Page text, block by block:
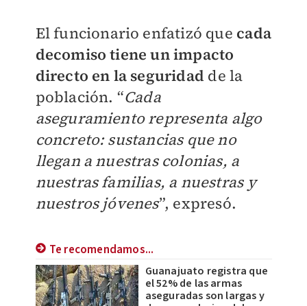
El funcionario enfatizó que cada
decomiso tiene un impacto
directo en la seguridad de la
población. “Cada
aseguramiento representa algo
concreto: sustancias que no
llegan a nuestras colonias, a
nuestras familias, a nuestras y
nuestros jóvenes”, expresó.
Te recomendamos...
Guanajuato registra que
el 52% de las armas
aseguradas son largas y